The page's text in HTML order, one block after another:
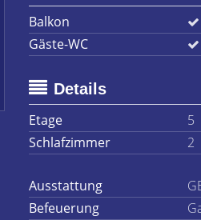
Balkon
Gäste-WC
Details
Etage
5
Schlafzimmer
2
Ausstattung
Befeuerung